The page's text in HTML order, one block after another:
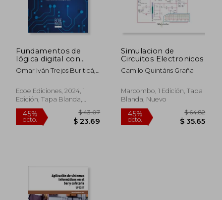
Fundamentos de
lógica digital con
VHDL
Omar Iván Trejos Buriticá,
Guapacha, Juan David
Hincapié Zea
Ecoe Ediciones, 2024, 1
Edición, Tapa Blanda,
Nuevo
Simulacion de
Circuitos Electronicos
Camilo Quintáns Graña
Marcombo, 1 Edición, Tapa
Blanda, Nuevo